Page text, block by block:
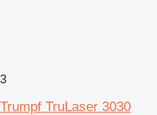
3
Trumpf TruLaser 3030